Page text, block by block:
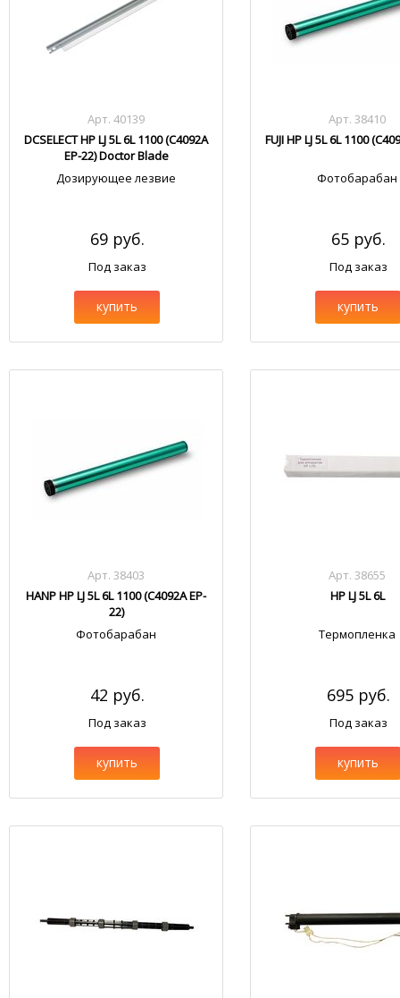
Арт. 40139
DCSELECT HP LJ 5L 6L 1100 (C4092A
EP-22) Doctor Blade
Дозирующее лезвие
69 руб.
Под заказ
купить
Арт. 38410
FUJI HP LJ 5L 6L 1100
Фотобарабан
65 руб.
Под заказ
купить
Арт. 38403
HANP HP LJ 5L 6L 1100 (C4092A EP-
22)
Фотобарабан
42 руб.
Под заказ
купить
Арт. 38655
HP LJ 5L 6L
Термопленка
695 руб.
Под заказ
купить